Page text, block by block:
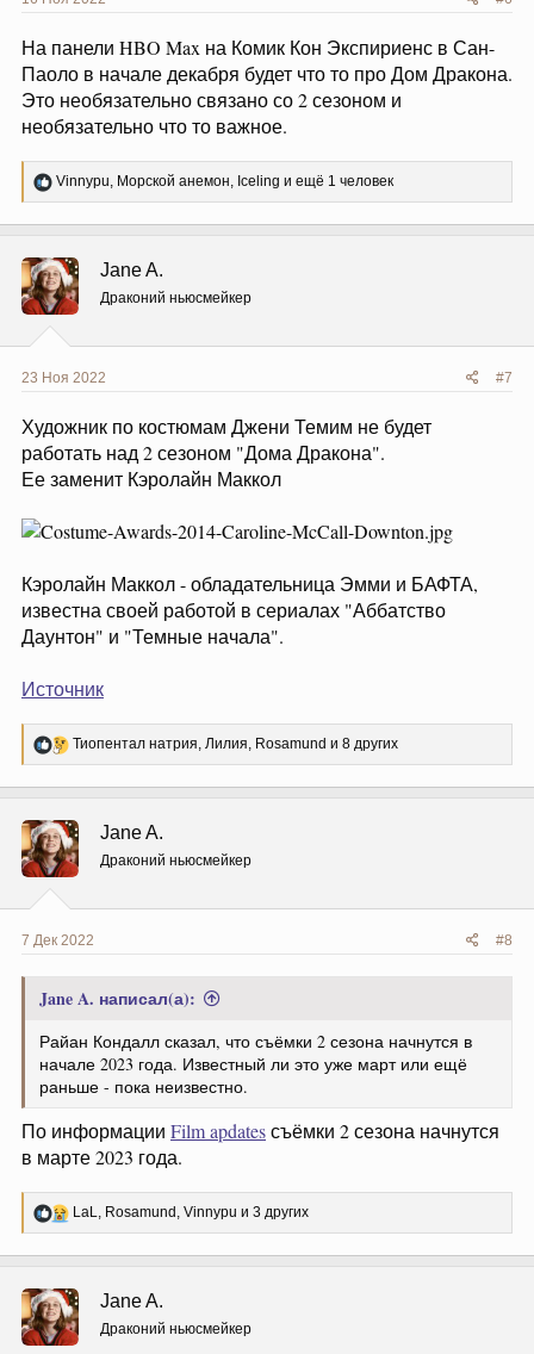
На панели HBO Max на Комик Кон Экспириенс в Сан-
Паоло в начале декабря будет что то про Дом Дракона.
Это необязательно связано со 2 сезоном и
необязательно что то важное.
Р
е
ц
и
и
:
Vinnypu, Морской анемон, Iceling и ещё 1 человек
Jane A.
Драконий ньюсмейкер
23 Ноя 2022 #7
Художник по костюмам Джени Темим не будет
работать над 2 сезоном "Дома Дракона".
Ее заменит Кэролайн Маккол
Кэролайн Маккол - обладательница Эмми и БАФТА,
известна своей работой в сериалах "Аббатство
Даунтон" и "Темные начала".
Источник
Р
е
ц
и
и
:
Тиопентал натрия, Лилия, Rosamund и 8 других
Jane A.
Драконий ньюсмейкер
7 Дек 2022 #8
Jane A. написал(а):
Райан Кондалл сказал, что съёмки 2 сезона начнутся в
начале 2023 года. Известный ли это уже март или ещё
раньше - пока неизвестно.
По информации Film apdatesсъёмки 2 сезона начнутся
в марте 2023 года.
Р
е
ц
и
и
:
LaL, Rosamund , Vinnypu и 3 других
Jane A.
Драконий ньюсмейкер